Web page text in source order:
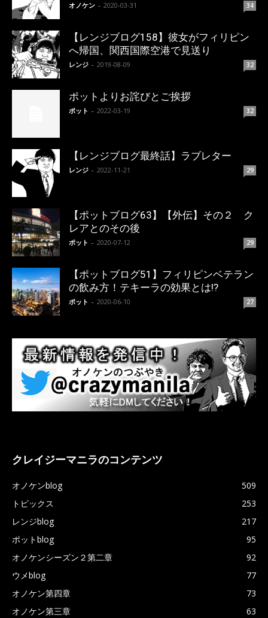
オノケン - 2020-03-31 34
【レンジブログ158】彼女がフィリピン
へ帰国、関西国際空港で見送り
レンジ - 2019-08-09 32
ポットよりお詫びとご挨拶
ポット - 2022-03-19 32
【レンジブログ最終話】ラブレター
レンジ - 2022-11-21 29
【ポットブログ63】【外伝】その２ ク
レアとのその後
ポット - 2020-07-12 29
【ポットブログ51】フィリピンベテラン
の飲み方！テキーラの効果とは!?
ポット - 2020-06-10 27
クレイジーマニラのコンテンツ
オノケンblog
509
トピックス
253
レンジblog
217
ポットblog
95
オノケンシーズン２第二章
92
ウメblog
77
オノケン第四章
73
オノケン第三章
63